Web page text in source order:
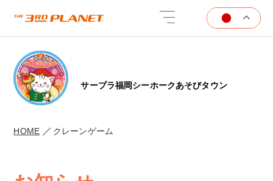
サープラ福岡シーホークあそびタウン
HOME クレーンゲーム